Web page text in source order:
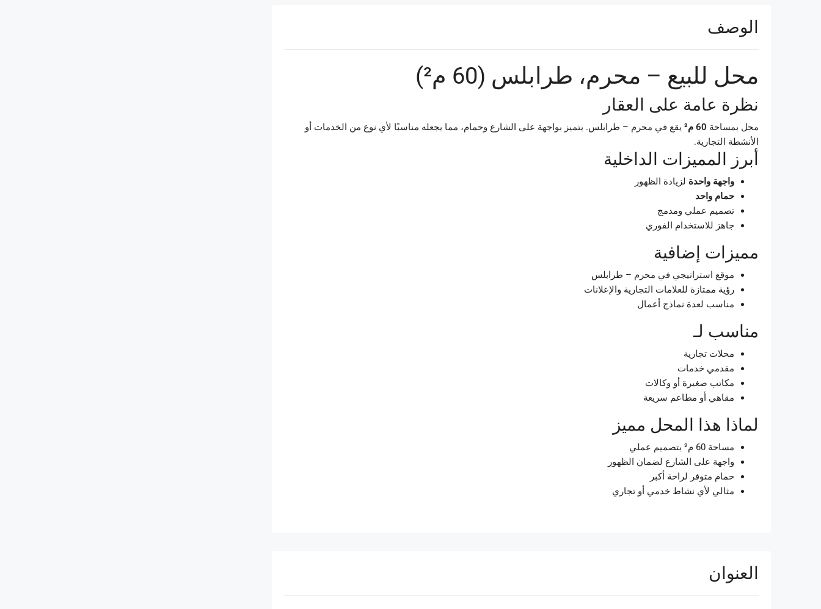
الوصف
محل للبيع – محرم، طرابلس (60 م²)
نظرة عامة على العقار
محل بمساحة 60 م²
يقع في محرم – طرابلس. يتميز بواجهة على الشارع وحمام، مما يجعله مناسبًا لأي نوع من الخدمات أو
الأنشطة التجارية.
أبرز المميزات الداخلية
واجهة واحدة لزيادة الظهور
حمام واحد
تصميم عملي ومدمج
جاهز للاستخدام الفوري
مميزات إضافية
موقع استراتيجي في محرم – طرابلس
رؤية ممتازة للعلامات التجارية والإعلانات
مناسب لعدة نماذج أعمال
مناسب لـ
محلات تجارية
مقدمي خدمات
مكاتب صغيرة أو وكالات
مقاهي أو مطاعم سريعة
لماذا هذا المحل مميز
مساحة 60 م² بتصميم عملي
واجهة على الشارع لضمان الظهور
حمام متوفر لراحة أكبر
مثالي لأي نشاط خدمي أو تجاري
العنوان